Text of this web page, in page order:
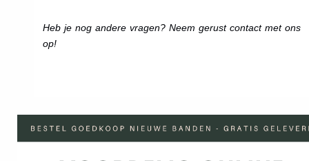
Heb je nog andere vragen? Neem gerust contact met ons
op!